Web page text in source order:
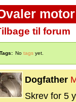
til forum
Tags: No tags yet.
Dogfather
Skrev for 5